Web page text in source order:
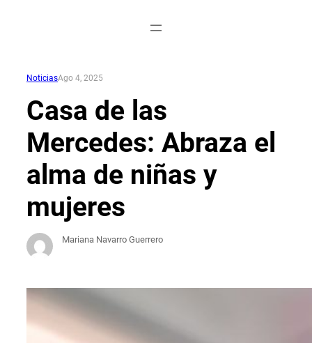
NoticiasAgo 4, 2025
Casa de las
Mercedes: Abraza el
alma de niñas y
mujeres
Mariana Navarro Guerrero